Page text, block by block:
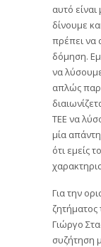
αυτό
δίνουμε
πρέπει να
δόμηση.
να
απλώς
ΤΕΕ να
μία
ότι εμείς
Για την
Γιώργο
συζήτηση